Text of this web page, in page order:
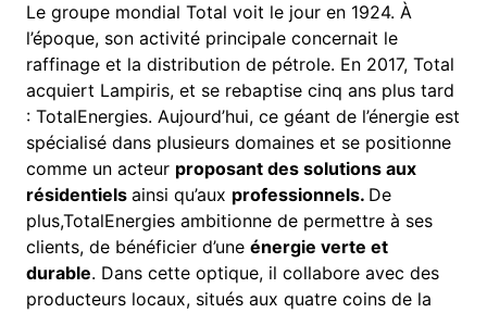
Le groupe mondial Total voit le jour en 1924. À
l’époque, son activité principale concernait le
raffinage et la distribution de pétrole. En 2017, Total
acquiert Lampiris, et se rebaptise cinq ans plus tard
: TotalEnergies. Aujourd’hui, ce géant de l’énergie est
spécialisé dans plusieurs domaines et se positionne
comme un acteur proposant des solutions aux
résidentiels ainsi qu’aux professionnels. De
plus,TotalEnergies ambitionne de permettre à ses
clients, de bénéficier d’une énergie verte et
durable. Dans cette optique, il collabore avec des
producteurs locaux, situés aux quatre coins de la